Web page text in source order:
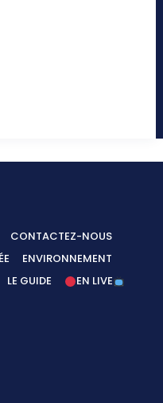
CONTACTEZ-NOUS
ENVIRONNEMENT
LE GUIDE
EN LIVE